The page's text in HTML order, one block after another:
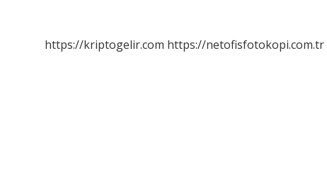
https://kriptogelir.com https://netofisfotokopi.com.tr